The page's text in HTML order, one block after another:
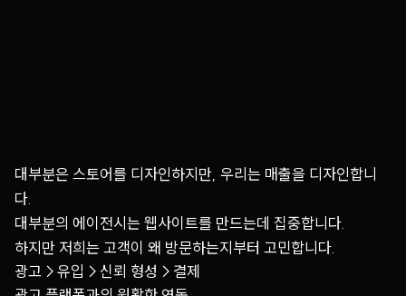
대부분은 스토어를 디자인하지만, 우리는 매출을 디자인합니
다.
대부분의 에이전시는 웹사이트를 만드는데 집중합니다.
하지만 저희는 고객이 왜 방문하는지부터 고민합니다.
광고 →유입 →신뢰 형성 → 결제